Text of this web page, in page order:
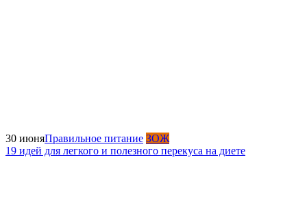
30 июняПравильное питание ЗОЖ
19 идей для легкого и полезного перекуса на диете